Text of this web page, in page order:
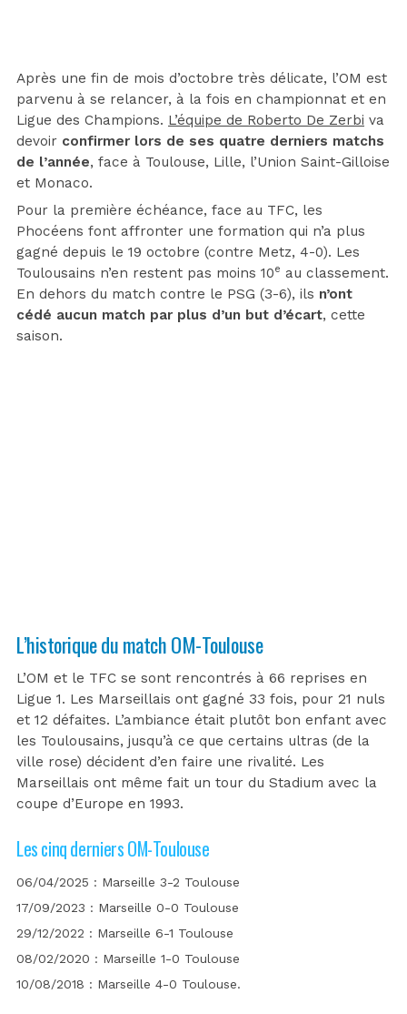
Après une fin de mois d’octobre très délicate, l’OM est
parvenu à se relancer, à la fois en championnat et en
Ligue des Champions. L’équipe de Roberto De Zerbi va
devoir confirmer lors de ses quatre derniers matchs
de l’année, face à Toulouse, Lille, l’Union Saint-Gilloise
et Monaco.
Pour la première échéance, face au TFC, les
Phocéens font affronter une formation qui n’a plus
gagné depuis le 19 octobre (contre Metz, 4-0). Les
Toulousains n’en restent pas moins 10e au classement.
En dehors du match contre le PSG (3-6), ils n’ont
cédé aucun match par plus d’un but d’écart, cette
saison.
L’historique du match OM-Toulouse
L’OM et le TFC se sont rencontrés à 66 reprises en
Ligue 1. Les Marseillais ont gagné 33 fois, pour 21 nuls
et 12 défaites. L’ambiance était plutôt bon enfant avec
les Toulousains, jusqu’à ce que certains ultras (de la
ville rose) décident d’en faire une rivalité. Les
Marseillais ont même fait un tour du Stadium avec la
coupe d’Europe en 1993.
Les cinq derniers OM-Toulouse
06/04/2025 : Marseille 3-2 Toulouse
17/09/2023 : Marseille 0-0 Toulouse
29/12/2022 : Marseille 6-1 Toulouse
08/02/2020 : Marseille 1-0 Toulouse
10/08/2018 : Marseille 4-0 Toulouse.